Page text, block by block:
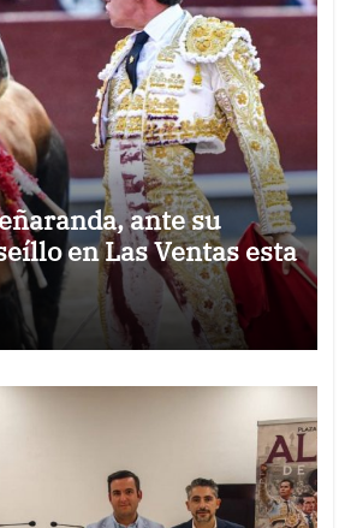
ante su
en Las Ventas esta